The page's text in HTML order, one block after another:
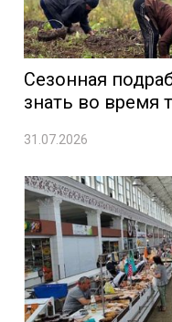
Сезонная
знать во время
31.07.2026